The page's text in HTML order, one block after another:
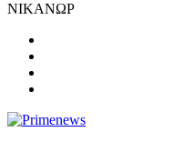
ΝΙΚΑΝΩΡ